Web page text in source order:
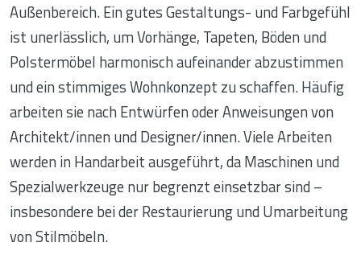
Außenbereich. Ein gutes Gestaltungs- und Farbgefühl
ist unerlässlich, um Vorhänge, Tapeten, Böden und
Polstermöbel harmonisch aufeinander abzustimmen
und ein stimmiges Wohnkonzept zu schaffen. Häufig
arbeiten sie nach Entwürfen oder Anweisungen von
Architekt/innen und Designer/innen. Viele Arbeiten
werden in Handarbeit ausgeführt, da Maschinen und
Spezialwerkzeuge nur begrenzt einsetzbar sind –
insbesondere bei der Restaurierung und Umarbeitung
von Stilmöbeln.